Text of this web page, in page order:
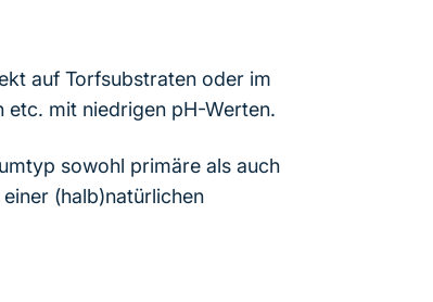
auf Torfsubstraten oder im
mit niedrigen pH-Werten.
sowohl primäre als auch
(halb)natürlichen